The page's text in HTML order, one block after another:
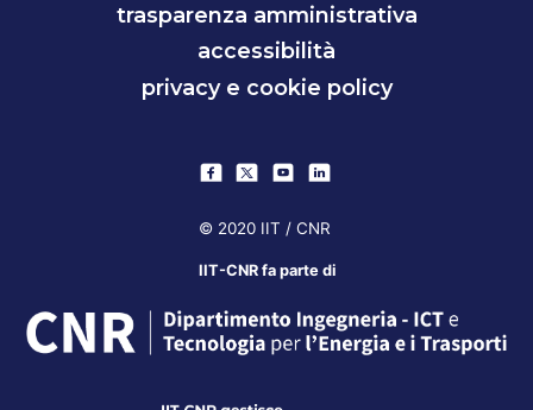
trasparenza amministrativa
accessibilità
privacy e cookie policy
© 2020 IIT / CNR
IIT-CNR fa parte di